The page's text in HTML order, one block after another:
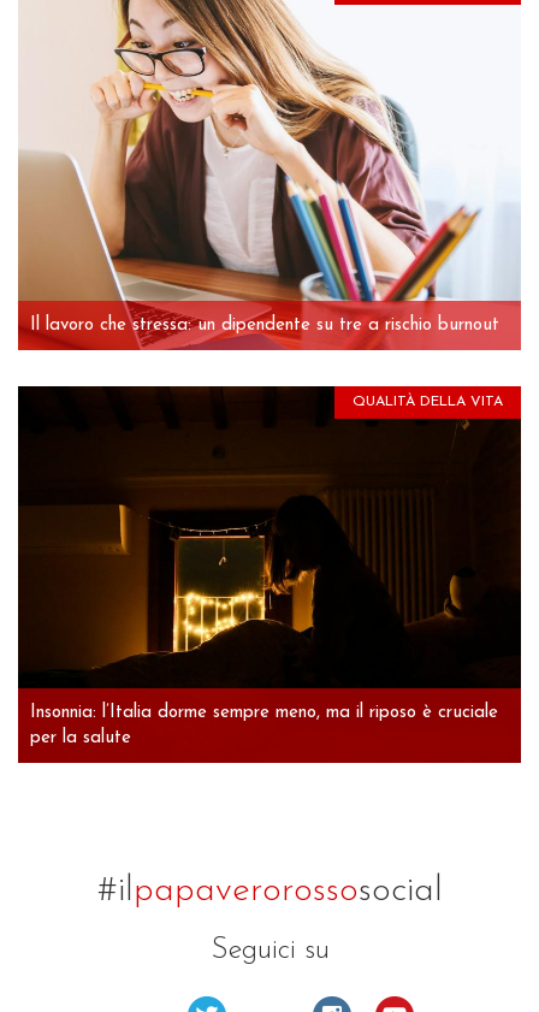
Il lavoro che stressa: un dipendente su tre a rischio burnout
QUALITÀ DELLA VITA
Insonnia: l’Italia dorme sempre meno, ma il riposo è cruciale
per la salute
#ilpapaverorossosocial
Seguici su